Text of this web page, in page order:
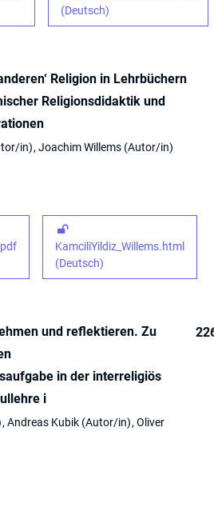
(Deutsch)
Religion in Lehrbüchern
Religionsdidaktik und
in Joachim Willems Autor/in
KamciliYildiz_Willems.html
(Deutsch)
und reflektieren. Zu
in der interreligiös
i
Andreas Kubik Autor/in
Oliver